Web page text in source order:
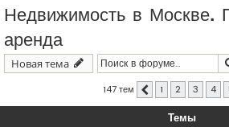
Недвижимость в Москве.
аренда
Новая тема
147 тем Пред.
1 2 3 4
Темы